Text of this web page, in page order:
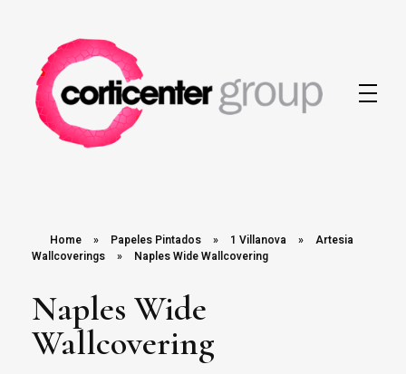
Home » Papeles Pintados » 1 Villanova »
Artesia
Wallcoverings
» Naples Wide Wallcovering
Naples Wide
Wallcovering